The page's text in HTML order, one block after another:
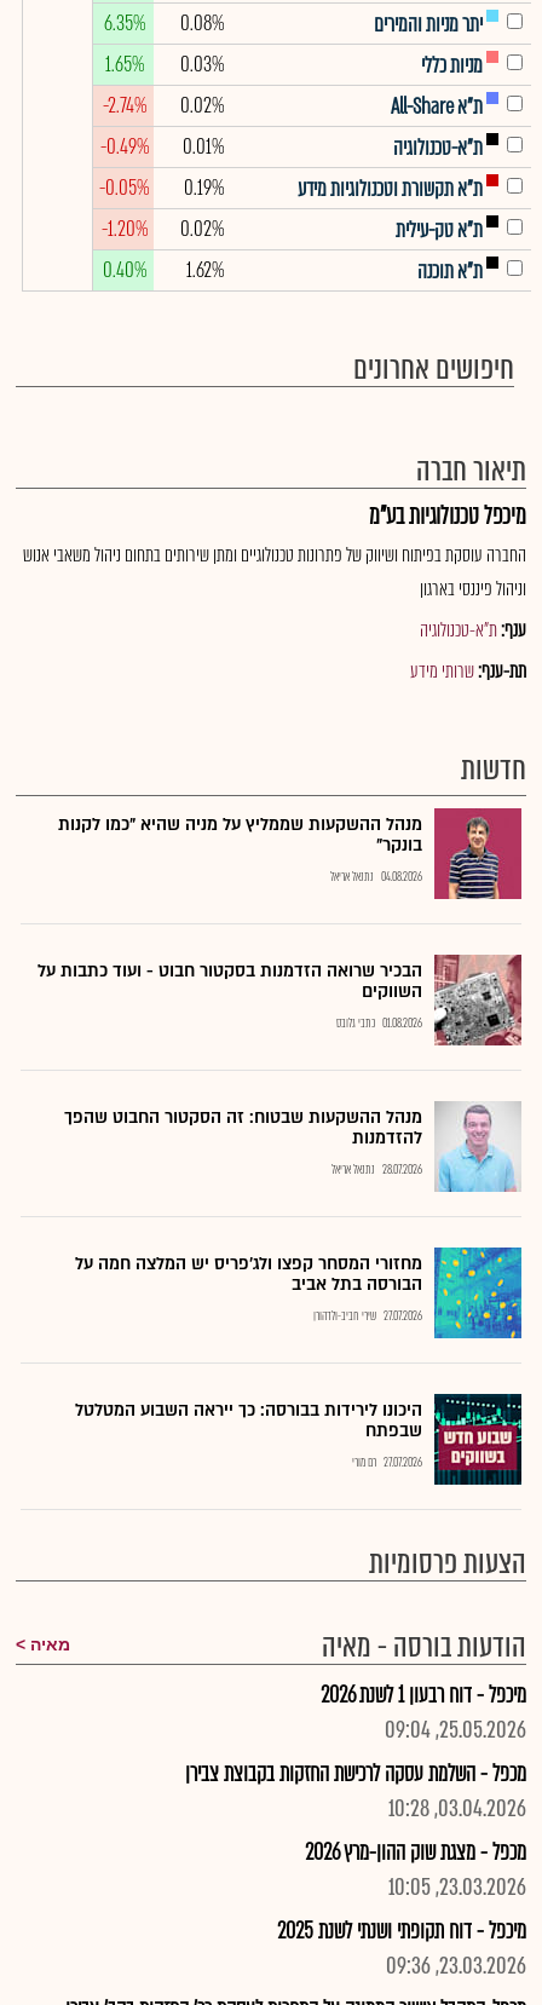
יתר מניות והמירים
0.08%
6.35%
מניות כללי
0.03%
1.65%
ת"א All-Share
0.02%
-2.74%
ת"א-טכנולוגיה
0.01%
-0.49%
ת"א תקשורת וטכנולוגיות מידע
0.19%
-0.05%
ת"א טק-עילית
0.02%
-1.20%
ת"א תוכנה
1.62%
0.40%
חיפושים אחרונים
תיאור חברה
מיכפל טכנולוגיות בע"מ
החברה עוסקת בפיתוח ושיווק של פתרונות טכנולוגיים ומתן שירותים בתחום ניהול משאבי אנוש
וניהול פיננסי בארגון
ענף:ת"א-טכנולוגיה
תת-ענף:שרותי מידע
חדשות
מנהל ההשקעות שממליץ על מניה שהיא "כמו לקנות
בונקר"
04.08.2026 נתנאל אריאל
הבכיר שרואה הזדמנות בסקטור חבוט - ועוד כתבות על
השווקים
01.08.2026 כתבי גלובס
מנהל ההשקעות שבטוח: זה הסקטור החבוט שהפך
להזדמנות
28.07.2026 נתנאל אריאל
מחזורי המסחר קפצו ולג'פריס יש המלצה חמה על
הבורסה בתל אביב
27.07.2026 שירי חביב-ולדהורן
היכונו לירידות בבורסה: כך ייראה השבוע המטלטל
שבפתח
27.07.2026 רם מורי
הצעות פרסומיות
הודעות בורסה - מאיה
מאיה
מיכפל - דוח רבעון 1 לשנת 2026
25.05.2026, 09:04
מכפל - השלמת עסקה לרכישת החזקות בקבוצת צבירן
03.04.2026, 10:28
מכפל - מצגת שוק ההון-מרץ 2026
23.03.2026, 10:05
מיכפל - דוח תקופתי ושנתי לשנת 2025
23.03.2026, 09:36